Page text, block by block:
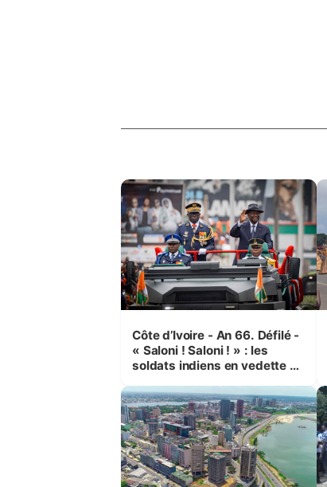
Côte d’Ivoire - An 66. Défilé -
« Saloni ! Saloni ! » : les
soldats indiens en vedette à